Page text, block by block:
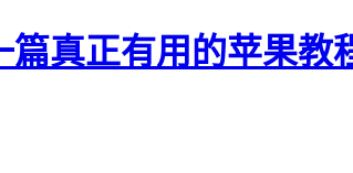
真正有用的苹果教